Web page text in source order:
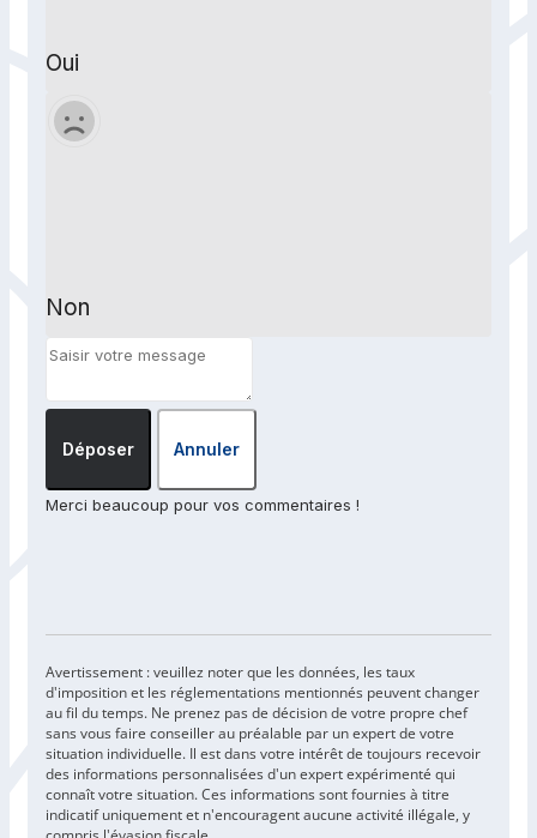
Oui
Non
Déposer Annuler
Merci beaucoup pour vos commentaires !
Avertissement : veuillez noter que les données, les taux
d'imposition et les réglementations mentionnés peuvent changer
au fil du temps. Ne prenez pas de décision de votre propre chef
sans vous faire conseiller au préalable par un expert de votre
situation individuelle. Il est dans votre intérêt de toujours recevoir
des informations personnalisées d'un expert expérimenté qui
connaît votre situation. Ces informations sont fournies à titre
indicatif uniquement et n'encouragent aucune activité illégale, y